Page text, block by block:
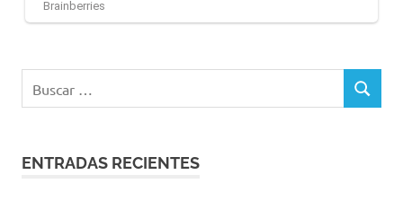
BUSCAR
ENTRADAS RECIENTES